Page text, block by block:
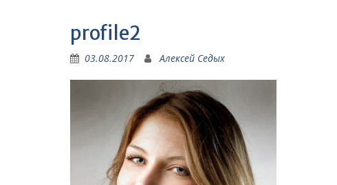
profile2
03.08.2017 Алексей Седых